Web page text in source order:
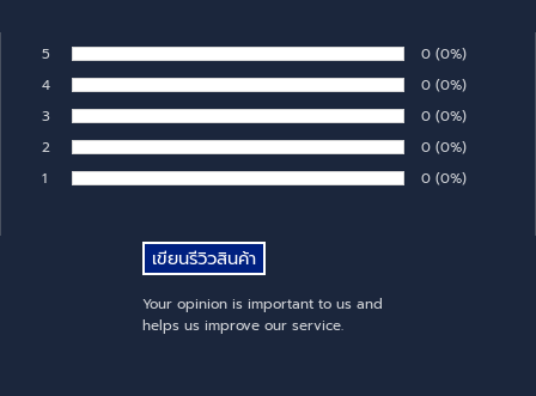
5 Number of rates:
0 Percentage of
(0%)
4 Number of rates:
0 Percentage of
(0%)
3 Number of rates:
0 Percentage of
(0%)
2 Number of rates:
0 Percentage of
(0%)
1 Number of rates:
0 Percentage of
(0%)
Your opinion is important to us and
helps us improve our service.